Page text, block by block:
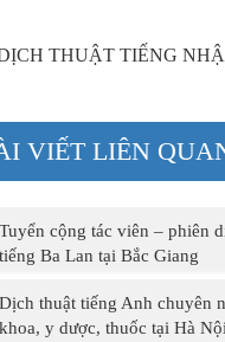
THUẬT TIẾNG
VIẾT LIÊN
Tuyển cộng tác viên – phiên
tiếng Ba Lan tại Bắc Giang
Dịch thuật tiếng Anh chuyên
khoa, y dược, thuốc tại Hà Nội